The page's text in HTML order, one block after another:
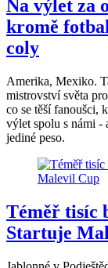
Na výlet za
kromě
coly
Amerika, Mexiko.
mistrovství světa
co se těší fanoušci,
výlet spolu s námi -
jediné peso.
Téměř tisíc
Startuje